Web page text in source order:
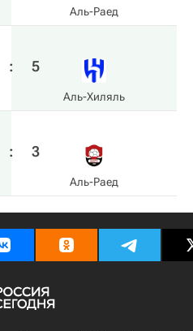
Аль-Раед
: 5
Аль-Хиляль
: 3
Аль-Раед